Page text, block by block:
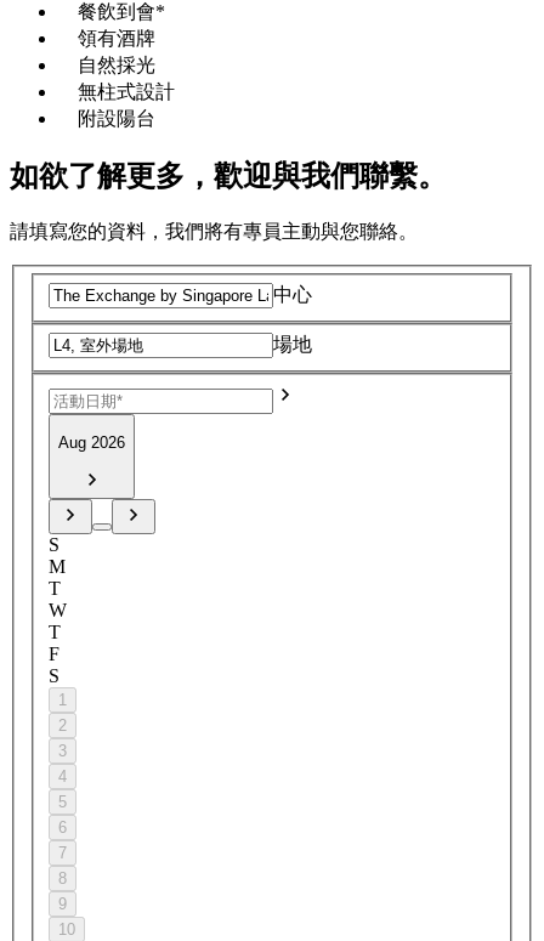
餐飲到會*
領有酒牌
自然採光
無柱式設計
附設陽台
如欲了解更多，歡迎與我們聯繫。
請填寫您的資料，我們將有專員主動與您聯絡。
中心
場地
Aug 2026
S
M
T
W
T
F
S
1
2
3
4
5
6
7
8
9
10